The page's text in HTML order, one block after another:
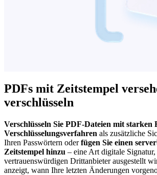
PDFs mit Zeitstempel
verschlüsseln
Verschlüsseln Sie PDF-Dateien mit starken
Verschlüsselungsverfahren als zusätzliche
Ihren Passwörtern oderfügen Sie einen
Zeitstempel hinzu – eine Art digitale
vertrauenswürdigen Drittanbieter ausgestellt
anzeigt, wann Ihre letzten Änderungen